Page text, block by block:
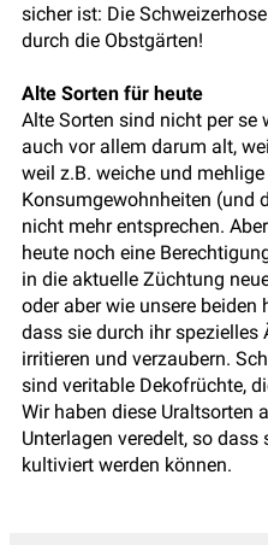
sicher ist: Die
durch die Obstgärten!
Alte Sorten für heute
Alte Sorten sind nicht per se
auch vor allem darum alt,
weil z.B. weiche und
Konsumgewohnheiten (und
nicht mehr entsprechen.
heute noch eine
in die aktuelle Züchtung
oder aber wie unsere beiden
dass sie durch ihr spezielles
irritieren und verzaubern.
sind veritable Dekofrüchte,
Wir haben diese Uraltsorten
Unterlagen veredelt, so
kultiviert werden können.